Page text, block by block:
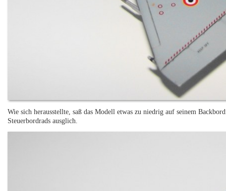
Wie sich herausstellte, saß das Modell etwas zu niedrig auf seinem
Steuerbordrads ausglich.